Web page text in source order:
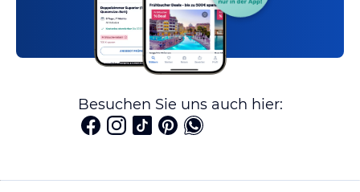
Besuchen Sie uns auch hier: